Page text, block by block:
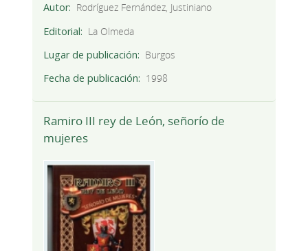
Autor
Rodríguez Fernández, Justiniano
Editorial
La Olmeda
Lugar de publicación
Burgos
Fecha de publicación
1998
Ramiro III rey de León, señorío de
mujeres